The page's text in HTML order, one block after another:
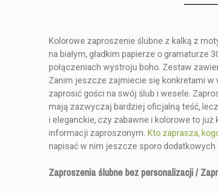
Kolorowe zaproszenie ślubne z kalką z
na białym, gładkim papierze o
połączeniach wystroju boho. Zestaw
Zanim jeszcze zajmiecie się konkretami
zaprosić gości na swój ślub i wesele.
mają zazwyczaj bardziej oficjalną teść,
i eleganckie, czy zabawne i kolorowe to
informacji zaproszonym. Kto zaprasza,
napisać w nim jeszcze sporo
Zaproszenia ślubne bez personalizacji /
Marka Producent Ślubny
Indeks BH2_Z3-2P_B300_R15_ATT
Styl
Kolor
PRODUKT